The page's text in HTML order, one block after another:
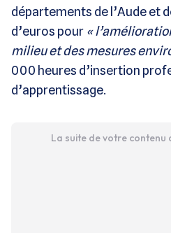
départements de l’Aude et
d’euros pour «
milieu et des mesures
000 heures d’insertion
d’apprentissage.
La suite de votre contenu